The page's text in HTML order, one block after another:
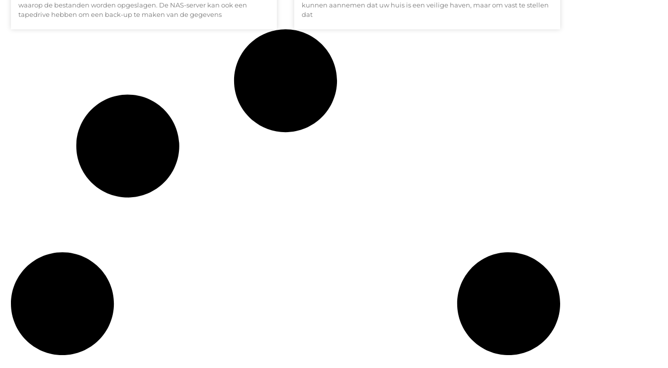
waarop de bestanden worden opgeslagen. De NAS-server kan ook een
tapedrive hebben om een back-up te maken van de gegevens
kunnen aannemen dat uw huis is een veilige haven, maar om vast te stellen
dat